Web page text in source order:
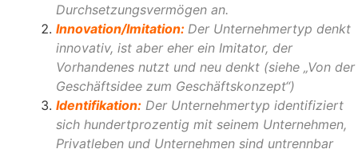
Durchsetzungsvermögen an.
Innovation/Imitation: Der Unternehmertyp denkt
innovativ, ist aber eher ein Imitator, der
Vorhandenes nutzt und neu denkt (siehe „Von der
Geschäftsidee zum Geschäftskonzept“)
Identifikation: Der Unternehmertyp identifiziert
sich hundertprozentig mit seinem Unternehmen,
Privatleben und Unternehmen sind untrennbar